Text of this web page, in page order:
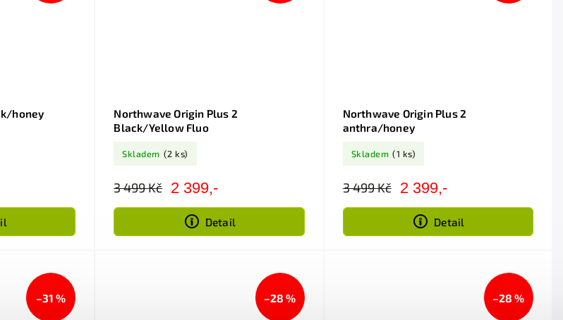
honey
Northwave Origin Plus 2
Black/Yellow Fluo
Skladem (2 ks)
3 499 Kč 2 399,-
Detail
Northwave Origin Plus 2
anthra/honey
Skladem (1 ks)
3 499 Kč 2 399,-
Detail
–31 % –28 % –28 %